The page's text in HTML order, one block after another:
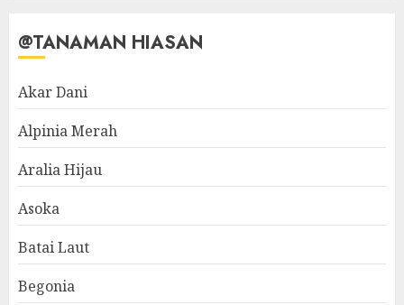
@TANAMAN HIASAN
Akar Dani
Alpinia Merah
Aralia Hijau
Asoka
Batai Laut
Begonia